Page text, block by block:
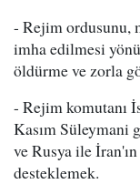
- Rejim ordusunu,
imha edilmesi
öldürme ve zorla
- Rejim komutanı
Kasım Süleymani
ve Rusya ile
desteklemek.